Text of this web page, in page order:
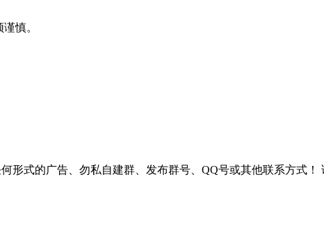
慎。
形式的广告、勿私自建群、发布群号、QQ号或其他联系方式！